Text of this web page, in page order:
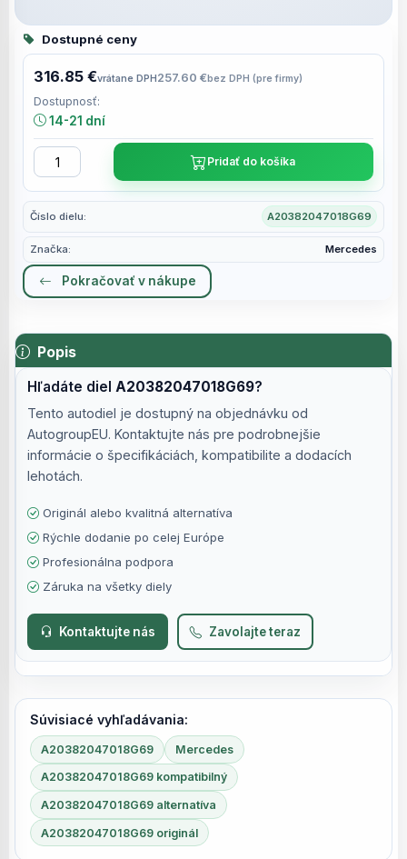
Číslo dielu: A20382047018G69
Značka: Mercedes
Dostupné ceny
316.85 €vrátane DPH257.60 €bez DPH (pre firmy)
Dostupnosť:
14-21 dní
Pridať do košíka
Pokračovať v nákupe
Popis
Hľadáte dielA20382047018G69?
Tento autodiel je dostupný na objednávku od
AutogroupEU. Kontaktujte nás pre podrobnejšie
informácie o špecifikáciách, kompatibilite a dodacích
lehotách.
Originál alebo kvalitná alternatíva
Rýchle dodanie po celej Európe
Profesionálna podpora
Záruka na všetky diely
Kontaktujte nás Zavolajte teraz
Súvisiacé vyhľadávania:
A20382047018G69 Mercedes
A20382047018G69 kompatibilný
A20382047018G69 alternatíva
A20382047018G69 originál